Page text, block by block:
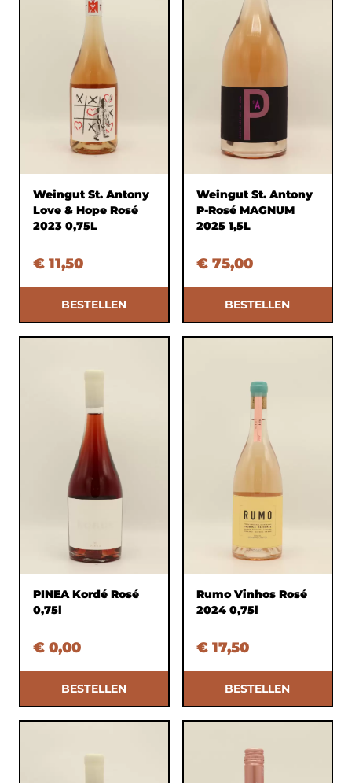
Weingut St. Antony
Love & Hope Rosé
2023 0,75L
€ 11,50
BESTELLEN
Weingut St. Antony
P-Rosé MAGNUM
2025 1,5L
€ 75,00
BESTELLEN
PINEA Kordé Rosé
0,75l
€ 0,00
BESTELLEN
Rumo Vinhos Rosé
2024 0,75l
€ 17,50
BESTELLEN